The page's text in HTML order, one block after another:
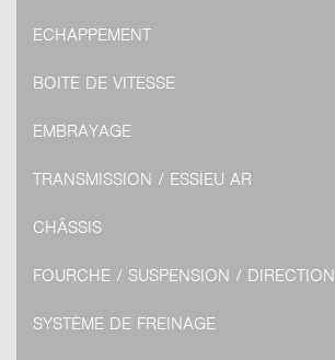
ECHAPPEMENT
BOITE DE VITESSE
EMBRAYAGE
TRANSMISSION / ESSIEU AR
CHÂSSIS
FOURCHE / SUSPENSION / DIRECTION
SYSTÈME DE FREINAGE